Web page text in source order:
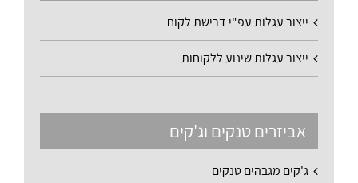
ייצור עגלות עפ"י דרישת לקוח
ייצור עגלות שינוע ללקוחות
אביזרים טנקים וג'קים
ג'קים מגבהים טנקים